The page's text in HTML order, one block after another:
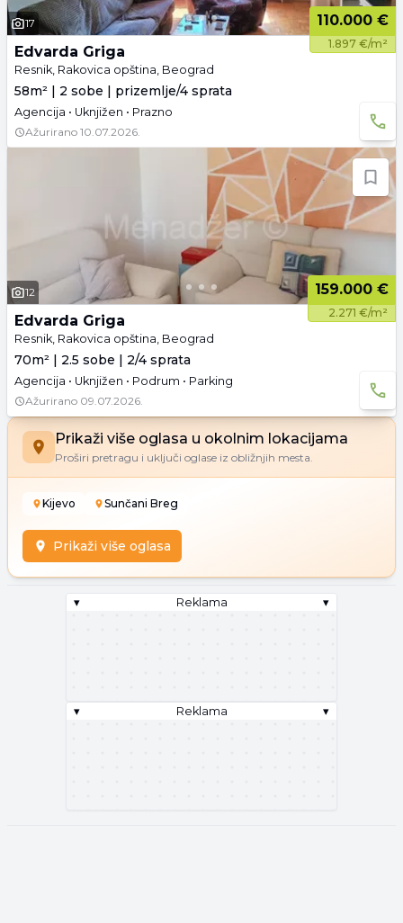
17 110.000 €
1.897 €/m²
Edvarda Griga
Resnik, Rakovica opština, Beograd
58m² | 2 sobe | prizemlje/4 sprata
Agencija • Uknjižen • Prazno
Ažurirano 10.07.2026.
12 159.000 €
2.271 €/m²
Edvarda Griga
Resnik, Rakovica opština, Beograd
70m² | 2.5 sobe | 2/4 sprata
Agencija • Uknjižen • Podrum • Parking
Ažurirano 09.07.2026.
Prikaži više oglasa u okolnim lokacijama
Proširi pretragu i uključi oglase iz obližnjih mesta.
Kijevo Sunčani Breg
Prikaži više oglasa
▾ Reklama ▾
▾ Reklama ▾